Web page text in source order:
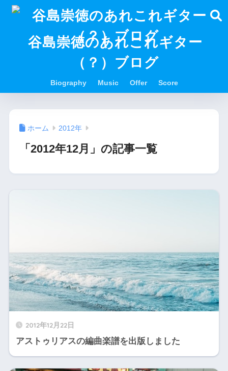
谷島崇徳のあれこれギター
（？）ブログ
Biography Music Offer Score
ホーム 2012年
「2012年12月」の記事一覧
2012年12月22日
アストゥリアスの編曲楽譜を出版しました